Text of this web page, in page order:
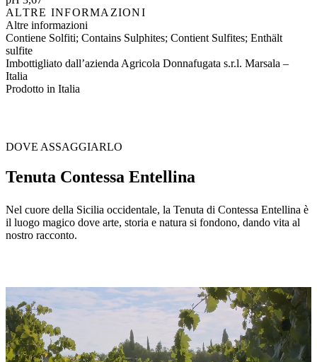
ALTRE INFORMAZIONI
Altre informazioni
Contiene Solfiti; Contains Sulphites; Contient Sulfites; Enthält
sulfite
Imbottigliato dall’azienda Agricola Donnafugata s.r.l. Marsala –
Italia
Prodotto in Italia
DOVE ASSAGGIARLO
Tenuta Contessa Entellina
Nel cuore della Sicilia occidentale, la Tenuta di Contessa Entellina è
il luogo magico dove arte, storia e natura si fondono, dando vita al
nostro racconto.